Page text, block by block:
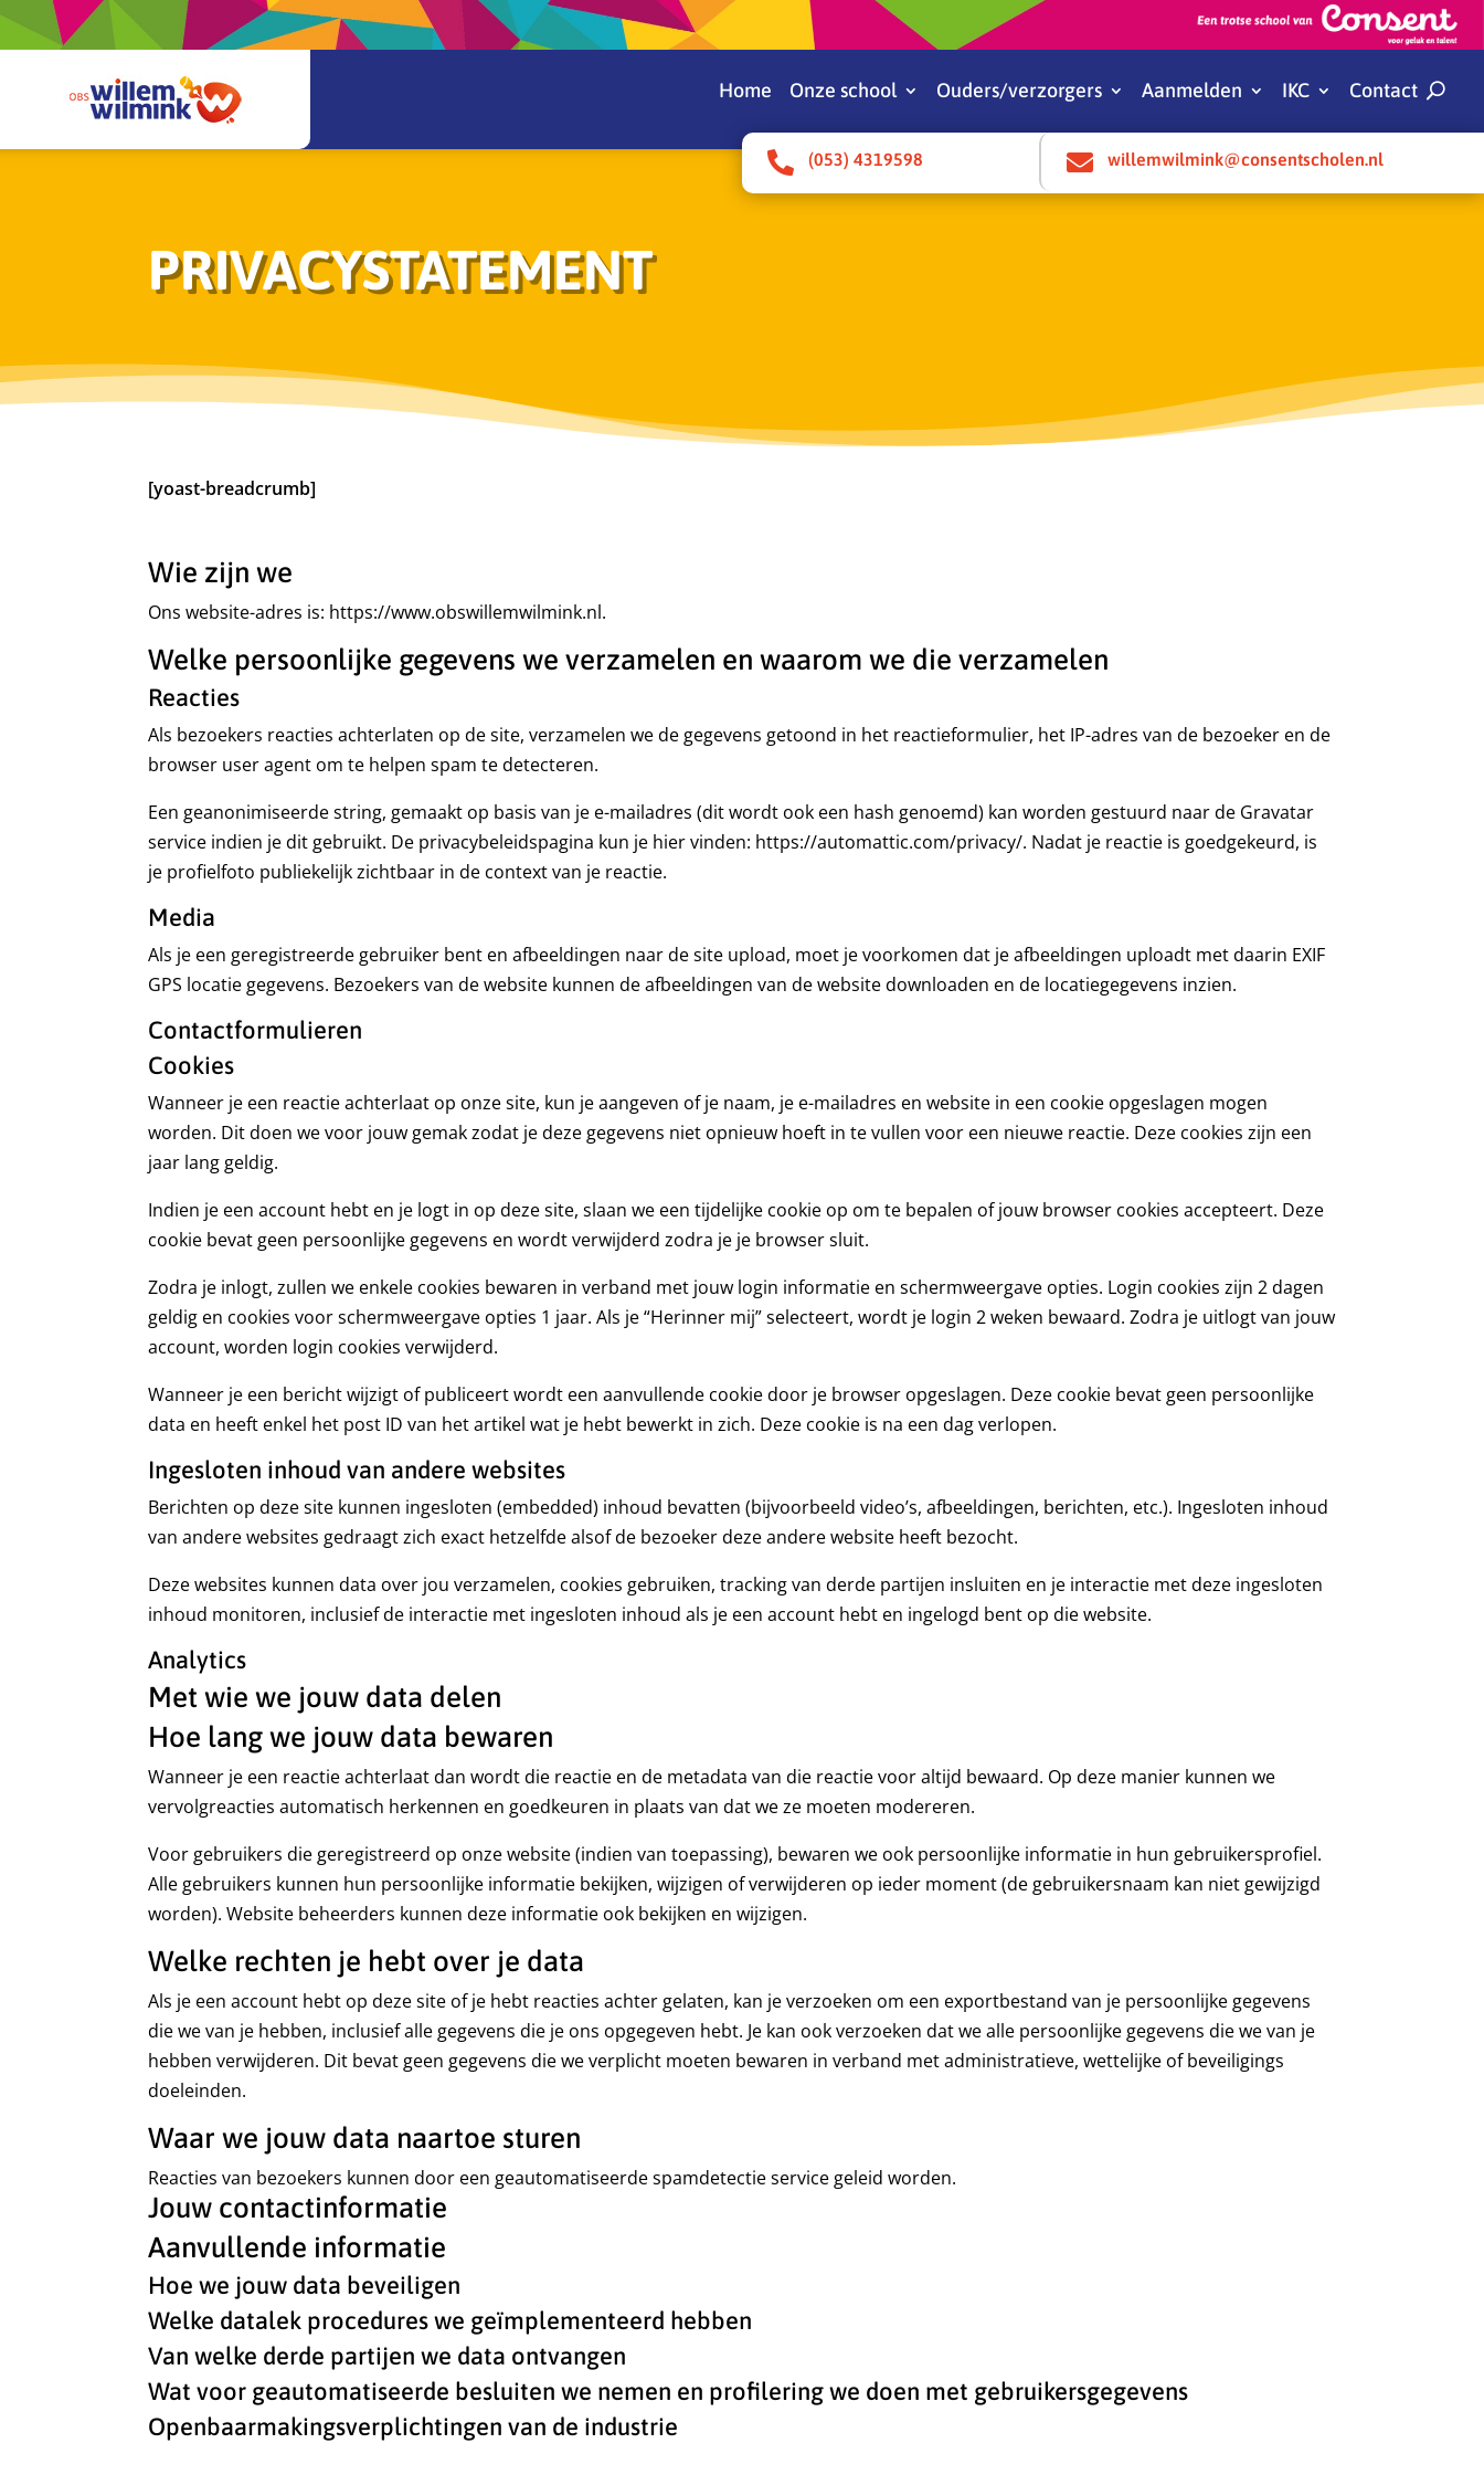
Home Onze school Ouders/verzorgers Aanmelden IKC Contact
 (053) 4319598  willemwilmink@consentscholen.nl
PRIVACYSTATEMENT
[yoast-breadcrumb]
Wie zijn we
Ons website-adres is: https://www.obswillemwilmink.nl.
Welke persoonlijke gegevens we verzamelen en waarom we die verzamelen
Reacties
Als bezoekers reacties achterlaten op de site, verzamelen we de gegevens getoond in het reactieformulier, het IP-adres van de bezoeker en de
browser user agent om te helpen spam te detecteren.
Een geanonimiseerde string, gemaakt op basis van je e-mailadres (dit wordt ook een hash genoemd) kan worden gestuurd naar de Gravatar
service indien je dit gebruikt. De privacybeleidspagina kun je hier vinden: https://automattic.com/privacy/. Nadat je reactie is goedgekeurd, is
je profielfoto publiekelijk zichtbaar in de context van je reactie.
Media
Als je een geregistreerde gebruiker bent en afbeeldingen naar de site upload, moet je voorkomen dat je afbeeldingen uploadt met daarin EXIF
GPS locatie gegevens. Bezoekers van de website kunnen de afbeeldingen van de website downloaden en de locatiegegevens inzien.
Contactformulieren
Cookies
Wanneer je een reactie achterlaat op onze site, kun je aangeven of je naam, je e-mailadres en website in een cookie opgeslagen mogen
worden. Dit doen we voor jouw gemak zodat je deze gegevens niet opnieuw hoeft in te vullen voor een nieuwe reactie. Deze cookies zijn een
jaar lang geldig.
Indien je een account hebt en je logt in op deze site, slaan we een tijdelijke cookie op om te bepalen of jouw browser cookies accepteert. Deze
cookie bevat geen persoonlijke gegevens en wordt verwijderd zodra je je browser sluit.
Zodra je inlogt, zullen we enkele cookies bewaren in verband met jouw login informatie en schermweergave opties. Login cookies zijn 2 dagen
geldig en cookies voor schermweergave opties 1 jaar. Als je “Herinner mij” selecteert, wordt je login 2 weken bewaard. Zodra je uitlogt van jouw
account, worden login cookies verwijderd.
Wanneer je een bericht wijzigt of publiceert wordt een aanvullende cookie door je browser opgeslagen. Deze cookie bevat geen persoonlijke
data en heeft enkel het post ID van het artikel wat je hebt bewerkt in zich. Deze cookie is na een dag verlopen.
Ingesloten inhoud van andere websites
Berichten op deze site kunnen ingesloten (embedded) inhoud bevatten (bijvoorbeeld video’s, afbeeldingen, berichten, etc.). Ingesloten inhoud
van andere websites gedraagt zich exact hetzelfde alsof de bezoeker deze andere website heeft bezocht.
Deze websites kunnen data over jou verzamelen, cookies gebruiken, tracking van derde partijen insluiten en je interactie met deze ingesloten
inhoud monitoren, inclusief de interactie met ingesloten inhoud als je een account hebt en ingelogd bent op die website.
Analytics
Met wie we jouw data delen
Hoe lang we jouw data bewaren
Wanneer je een reactie achterlaat dan wordt die reactie en de metadata van die reactie voor altijd bewaard. Op deze manier kunnen we
vervolgreacties automatisch herkennen en goedkeuren in plaats van dat we ze moeten modereren.
Voor gebruikers die geregistreerd op onze website (indien van toepassing), bewaren we ook persoonlijke informatie in hun gebruikersprofiel.
Alle gebruikers kunnen hun persoonlijke informatie bekijken, wijzigen of verwijderen op ieder moment (de gebruikersnaam kan niet gewijzigd
worden). Website beheerders kunnen deze informatie ook bekijken en wijzigen.
Welke rechten je hebt over je data
Als je een account hebt op deze site of je hebt reacties achter gelaten, kan je verzoeken om een exportbestand van je persoonlijke gegevens
die we van je hebben, inclusief alle gegevens die je ons opgegeven hebt. Je kan ook verzoeken dat we alle persoonlijke gegevens die we van je
hebben verwijderen. Dit bevat geen gegevens die we verplicht moeten bewaren in verband met administratieve, wettelijke of beveiligings
doeleinden.
Waar we jouw data naartoe sturen
Reacties van bezoekers kunnen door een geautomatiseerde spamdetectie service geleid worden.
Jouw contactinformatie
Aanvullende informatie
Hoe we jouw data beveiligen
Welke datalek procedures we geïmplementeerd hebben
Van welke derde partijen we data ontvangen
Wat voor geautomatiseerde besluiten we nemen en profilering we doen met gebruikersgegevens
Openbaarmakingsverplichtingen van de industrie